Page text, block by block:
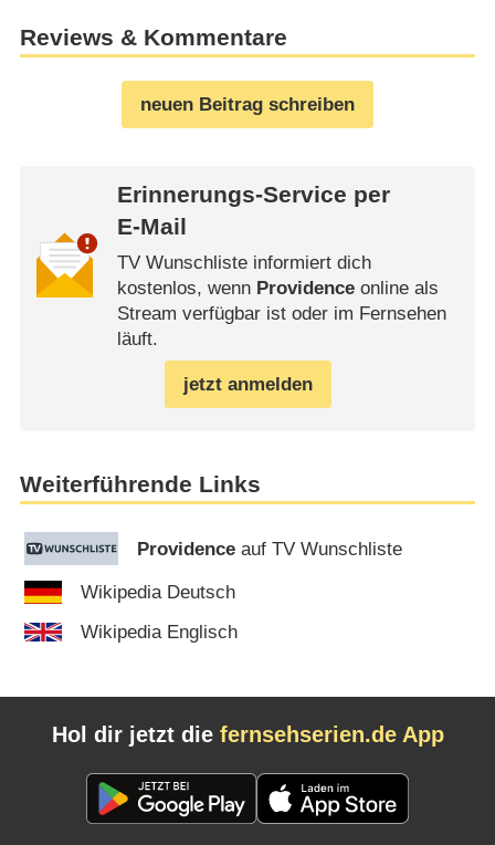
Reviews & Kommentare
neuen Beitrag schreiben
Erinnerungs-Service per
E-Mail
TV Wunschliste informiert dich
kostenlos, wenn Providenceonline als
Stream verfügbar ist oder im Fernsehen
läuft.
jetzt anmelden
Weiterführende Links
Providence auf TV Wunschliste
Wikipedia Deutsch
Wikipedia Englisch
Hol dir jetzt die fernsehserien.de App